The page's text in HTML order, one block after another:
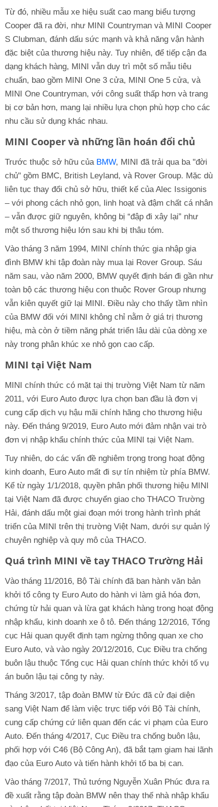
Từ đó, nhiều mẫu xe hiệu suất cao mang biểu tượng
Cooper đã ra đời, như MINI Countryman và MINI Cooper
S Clubman, đánh dấu sức mạnh và khả năng vận hành
đặc biệt của thương hiệu này. Tuy nhiên, để tiếp cận đa
dạng khách hàng, MINI vẫn duy trì một số mẫu tiêu
chuẩn, bao gồm MINI One 3 cửa, MINI One 5 cửa, và
MINI One Countryman, với công suất thấp hơn và trang
bị cơ bản hơn, mang lại nhiều lựa chọn phù hợp cho các
nhu cầu sử dụng khác nhau.
MINI Cooper và những lần hoán đổi chủ
Trước thuộc sở hữu của BMW, MINI đã trải qua ba "đời
chủ" gồm BMC, British Leyland, và Rover Group. Mặc dù
liên tục thay đổi chủ sở hữu, thiết kế của Alec Issigonis
– với phong cách nhỏ gọn, linh hoạt và đậm chất cá nhân
– vẫn được giữ nguyên, không bị “đập đi xây lại” như
một số thương hiệu lớn sau khi bị thâu tóm.
Vào tháng 3 năm 1994, MINI chính thức gia nhập gia
đình BMW khi tập đoàn này mua lại Rover Group. Sáu
năm sau, vào năm 2000, BMW quyết định bán đi gần như
toàn bộ các thương hiệu con thuộc Rover Group nhưng
vẫn kiên quyết giữ lại MINI. Điều này cho thấy tầm nhìn
của BMW đối với MINI không chỉ nằm ở giá trị thương
hiệu, mà còn ở tiềm năng phát triển lâu dài của dòng xe
này trong phân khúc xe nhỏ gọn cao cấp.
MINI tại Việt Nam
MINI chính thức có mặt tại thị trường Việt Nam từ năm
2011, với Euro Auto được lựa chọn ban đầu là đơn vị
cung cấp dịch vụ hậu mãi chính hãng cho thương hiệu
này. Đến tháng 9/2019, Euro Auto mới đảm nhận vai trò
đơn vị nhập khẩu chính thức của MINI tại Việt Nam.
Tuy nhiên, do các vấn đề nghiêm trọng trong hoạt động
kinh doanh, Euro Auto mất đi sự tín nhiệm từ phía BMW.
Kể từ ngày 1/1/2018, quyền phân phối thương hiệu MINI
tại Việt Nam đã được chuyển giao cho THACO Trường
Hải, đánh dấu một giai đoạn mới trong hành trình phát
triển của MINI trên thị trường Việt Nam, dưới sự quản lý
chuyên nghiệp và quy mô của THACO.
Quá trình MINI về tay THACO Trường Hải
Vào tháng 11/2016, Bộ Tài chính đã ban hành văn bản
khởi tố công ty Euro Auto do hành vi làm giả hóa đơn,
chứng từ hải quan và lừa gạt khách hàng trong hoạt động
nhập khẩu, kinh doanh xe ô tô. Đến tháng 12/2016, Tổng
cục Hải quan quyết định tạm ngừng thông quan xe cho
Euro Auto, và vào ngày 20/12/2016, Cục Điều tra chống
buôn lậu thuộc Tổng cục Hải quan chính thức khởi tố vụ
án buôn lậu tại công ty này.
Tháng 3/2017, tập đoàn BMW từ Đức đã cử đại diện
sang Việt Nam để làm việc trực tiếp với Bộ Tài chính,
cung cấp chứng cứ liên quan đến các vi phạm của Euro
Auto. Đến tháng 4/2017, Cục Điều tra chống buôn lậu,
phối hợp với C46 (Bộ Công An), đã bắt tạm giam hai lãnh
đạo của Euro Auto và tiến hành khởi tố ba bị can.
Vào tháng 7/2017, Thủ tướng Nguyễn Xuân Phúc đưa ra
đề xuất rằng tập đoàn BMW nên thay thế nhà nhập khẩu